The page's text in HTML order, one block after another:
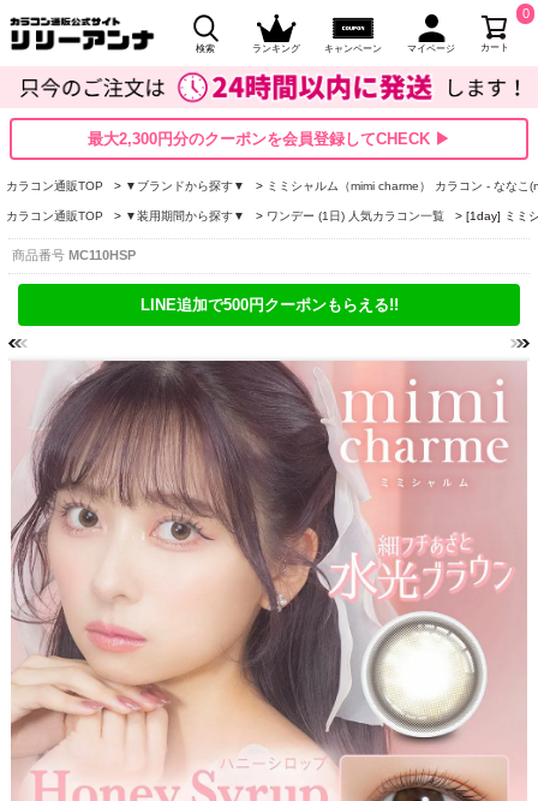
検索 ランキング キャンペーン マイページ カート
0
最大2,300円分のクーポンを会員登録してCHECK ▶
カラコン通販TOP ▼ブランドから探す▼ ミミシャルム（mimi charme） カラコン - ななこ
カラコン通販TOP ▼装用期間から探す▼ ワンデー (1日) 人気カラコン一覧 [1day] ミミ
商品番号 MC110HSP
LINE追加で500円クーポンもらえる!!